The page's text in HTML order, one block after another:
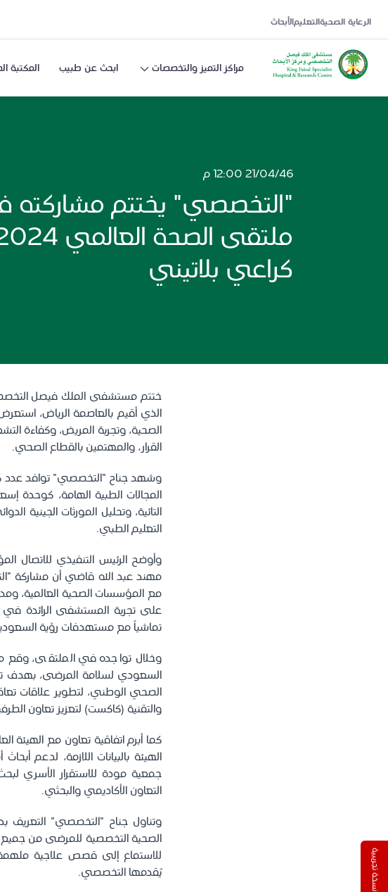
الرعاية الصحيةالتعليمالأبحاث
مراكز التميز والتخصصات ابحث عن طبيب المكتبة
21/04/46 12:00 م
"التخصصي" يختتم
ملتقى الصحة العالمي
كراعي بلاتيني
الذي أقيم بالعاصمة الرياض، استعرض
الصحية، وتجربة المريض، وكفاءة
القرار، والمهتمين بالقطاع الصحي.
وشهد جناح "التخصصي" توافد عدد
المجالات الطبية الهامة، كوحدة
التائية، وتحليل المورثات الجينية
التعليم الطبي.
وأوضح الرئيس التنفيذي
مع المؤسسات الصحية العالمية،
على تجربة المستشفى الرائدة في شتى
تماشياً مع مستهدفات رؤية السعودية 2030 وبرنامج تحول القطاع
وخلال تواجده في الملتقى، وقع
السعودي لسلامة المرضى، بهدف
الصحي الوطني، لتطوير علاقات
والتقنية (كاكست) لتعزيز تعاون
كما أبرم اتفاقية تعاون مع الهيئة
الهيئة بالبيانات اللازمة، لدعم
جمعية مودة للاستقرار الأسري
التعاون الأكاديمي والبحثي.
وتناول جناح "التخصصي" التعريف
الصحية التخصصية للمرضى من جميع
للاستماع إلى قصص علاجية ملهمة،
يُقدمها التخصصي.
نسخة تجريبية